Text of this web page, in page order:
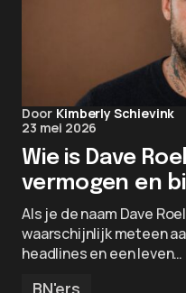
Door Kimberly Schievink
23 mei 2026
Wie is Dave
vermogen en
Als je de naam Dave
waarschijnlijk meteen
headlines en een leven…
BN'ers